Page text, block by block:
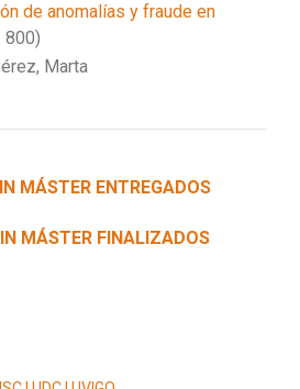
de anomalías y fraude en
800)
Marta
MÁSTER ENTREGADOS
MÁSTER FINALIZADOS